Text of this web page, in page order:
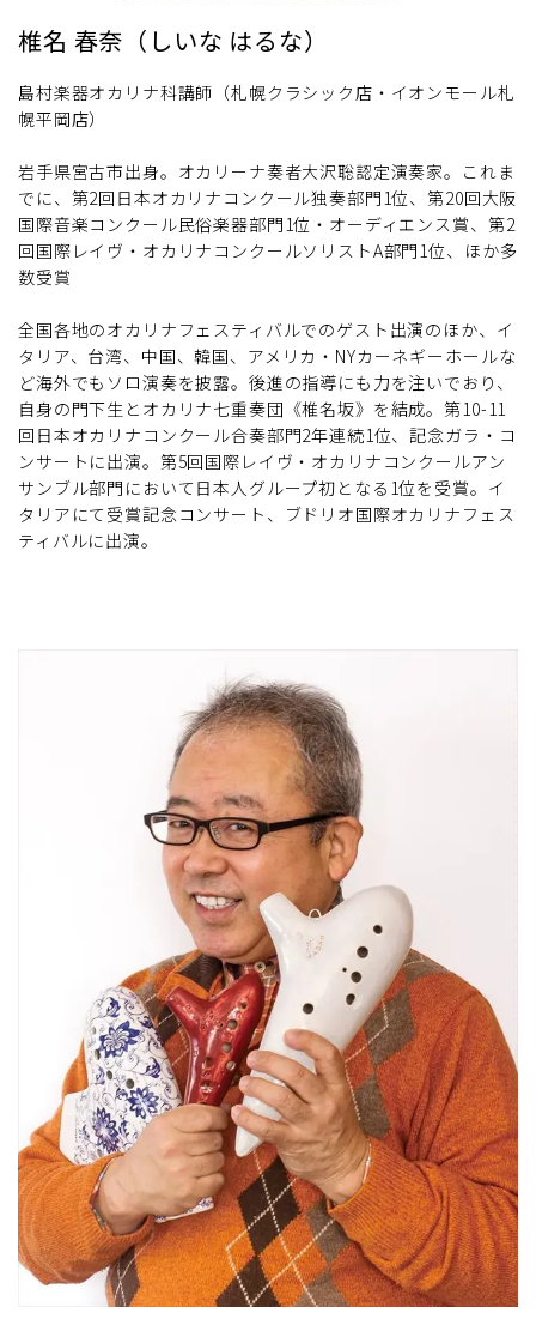
椎名 春奈（しいな はるな）
島村楽器オカリナ科講師（札幌クラシック店・イオンモール札
幌平岡店）
岩手県宮古市出身。オカリーナ奏者大沢聡認定演奏家。これま
でに、第2回日本オカリナコンクール独奏部門1位、第20回大阪
国際音楽コンクール民俗楽器部門1位・オーディエンス賞、第2
回国際レイヴ・オカリナコンクールソリストA部門1位、ほか多
数受賞
全国各地のオカリナフェスティバルでのゲスト出演のほか、イ
タリア、台湾、中国、韓国、アメリカ・NYカーネギーホールな
ど海外でもソロ演奏を披露。後進の指導にも力を注いでおり、
自身の門下生とオカリナ七重奏団《椎名坂》を結成。第10-11
回日本オカリナコンクール合奏部門2年連続1位、記念ガラ・コ
ンサートに出演。第5回国際レイヴ・オカリナコンクールアン
サンブル部門において日本人グループ初となる1位を受賞。イ
タリアにて受賞記念コンサート、ブドリオ国際オカリナフェス
ティバルに出演。